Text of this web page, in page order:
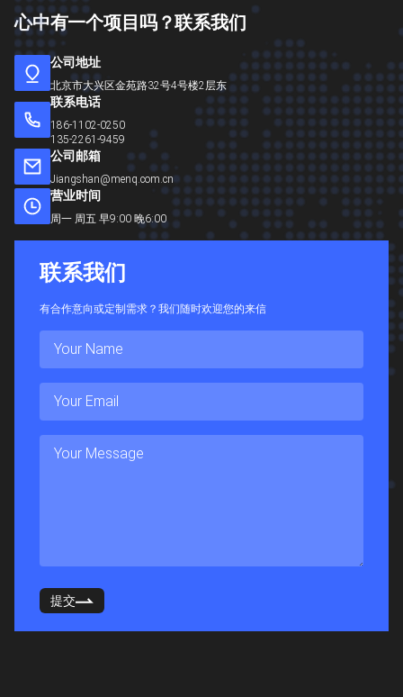
心中有一个项目 吗？联系我们
公司地址
北京市大兴区金苑路32号4号楼2层东
联系电话
186-1102-0250
135-2261-9459
公司邮箱
Jiangshan@menq.com.cn
营业时间
周一 周五 早9:00 晚6:00
联系我们
有合作意向或定制需求？我们随时欢迎您的来信
提交